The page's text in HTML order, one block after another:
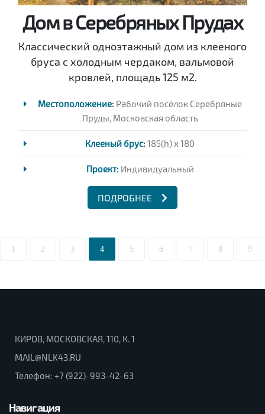
Дом в Серебряных Прудах
Классический одноэтажный дом из клееного
бруса с холодным чердаком, вальмовой
кровлей, площадь 125 м2.
Местоположение: Рабочий посёлок Серебряные
Пруды, Московская область
Клееный брус: 185(h) x 180
Проект: Индивидуальный
ПОДРОБНЕЕ
1 2 3 4 5 6 7 8 9
КИРОВ, МОСКОВСКАЯ, 110, К. 1
MAIL@NLK43.RU
Телефон: +7 (922)-993-42-63
Навигация